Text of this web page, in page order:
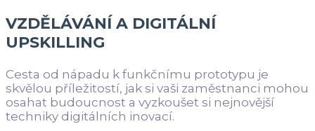
VZDĚLÁVÁNÍ A DIGITÁLNÍ
UPSKILLING
Cesta od nápadu k funkčnímu prototypu je
skvělou příležitostí, jak si vaši zaměstnanci mohou
osahat budoucnost a vyzkoušet si nejnovější
techniky digitálních inovací.